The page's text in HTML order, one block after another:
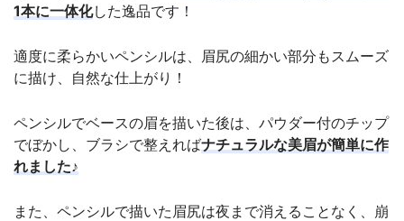
1本に一体化した逸品です！
適度に柔らかいペンシルは、眉尻の細かい部分もスムーズ
に描け、自然な仕上がり！
ペンシルでベースの眉を描いた後は、パウダー付のチップ
でぼかし、ブラシで整えればナチュラルな美眉が簡単に作
れました♪
また、ペンシルで描いた眉尻は夜まで消えることなく、崩